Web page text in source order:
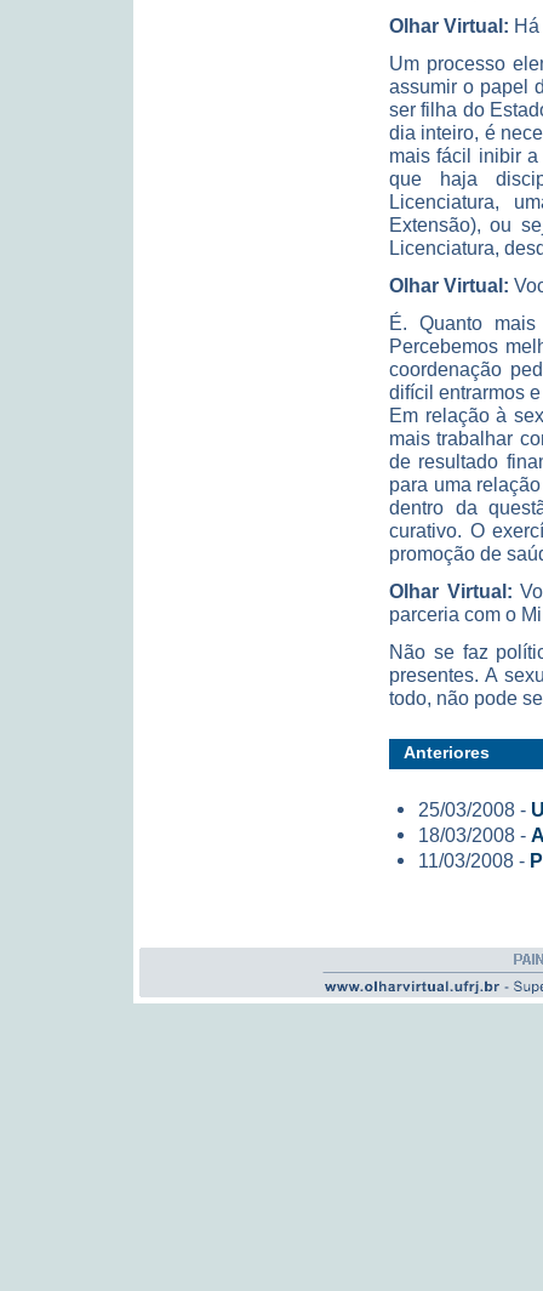
Olhar Virtual:
Um processo
assumir o papel
ser filha do
dia inteiro, é
mais fácil inibir
que haja
Licenciatura,
Extensão), ou
Licenciatura,
Olhar Virtual:
É. Quanto
Percebemos
coordenação
difícil entrarmos
Em relação à
mais trabalhar
de resultado
para uma
dentro da
curativo. O
promoção de
Olhar Virtual:
parceria com o
Não se faz
presentes. A
todo, não pode
Anteriores
25/03/2008 -
18/03/2008 -
11/03/2008 -